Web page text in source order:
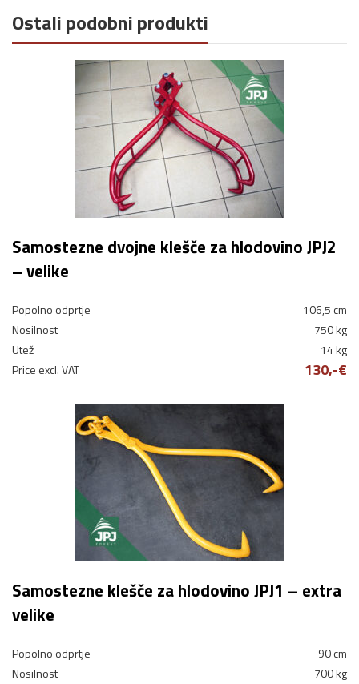
Ostali podobni produkti
Samostezne dvojne klešče za hlodovino JPJ2
– velike
Popolno odprtje
106,5 cm
Nosilnost
750 kg
Utež
14 kg
Price excl. VAT
130,-€
Samostezne klešče za hlodovino JPJ1 – extra
velike
Popolno odprtje
90 cm
Nosilnost
700 kg